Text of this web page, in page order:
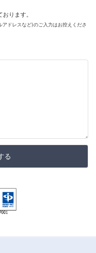
ります。
ドレスなど)のご入力はお控えくださ
る